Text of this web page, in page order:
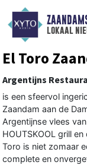
lokaal
El Toro
Argentijns
is een sfeervol
Zaandam aan de
Argentijnse vlees
HOUTSKOOL grill
Toro is niet zomaar
complete en